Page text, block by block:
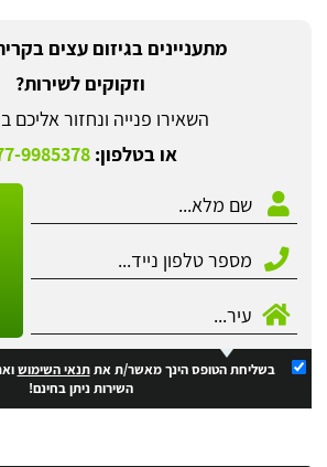
מתעניינים בגיזום עצים
וזקוקים לשירות?
השאירו פנייה ונחזור
או בטלפון:9985378
בשליחת הטופס הינך מאשר/ת אתתנאי השימוש
השירות ניתן בחינם!